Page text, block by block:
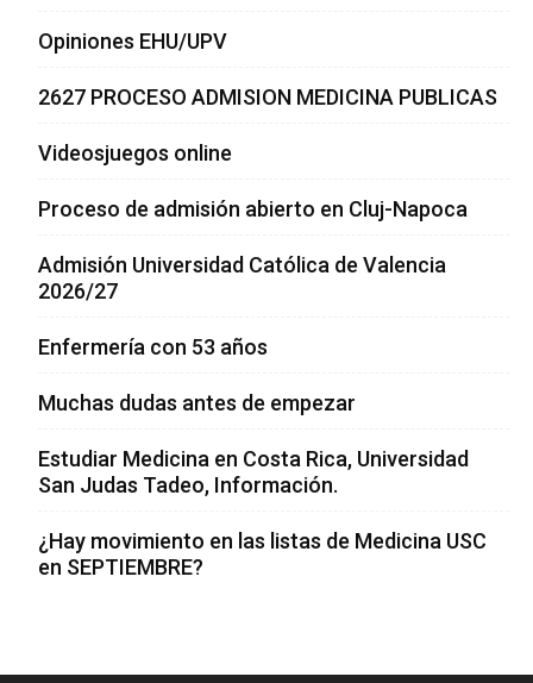
Opiniones EHU/UPV
2627 PROCESO ADMISION MEDICINA PUBLICAS
Videosjuegos online
Proceso de admisión abierto en Cluj-Napoca
Admisión Universidad Católica de Valencia
2026/27
Enfermería con 53 años
Muchas dudas antes de empezar
Estudiar Medicina en Costa Rica, Universidad
San Judas Tadeo, Información.
¿Hay movimiento en las listas de Medicina USC
en SEPTIEMBRE?